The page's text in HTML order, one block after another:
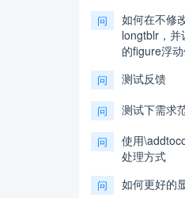
问
如何在不修
longtblr，并
的figure浮
问 测试反馈
问 测试下需求
问
使用
处理方式
问 如何更好的